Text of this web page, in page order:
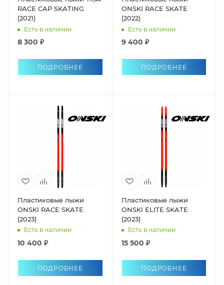
RACE CAP SKATING
(2021)
Есть в наличии
8 300 ₽
ПОДРОБНЕЕ
ONSKI RACE SKATE
(2022)
Есть в наличии
9 400 ₽
ПОДРОБНЕЕ
Пластиковые лыжи
ONSKI RACE SKATE
(2023)
Есть в наличии
10 400 ₽
ПОДРОБНЕЕ
Пластиковые лыжи
ONSKI ELITE SKATE
(2023)
Есть в наличии
15 500 ₽
ПОДРОБНЕЕ